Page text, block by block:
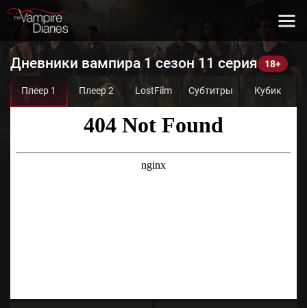
Дневники вампира 1 сезон 11 серия
Плеер 1 Плеер 2 LostFilm Субтитры Кубик